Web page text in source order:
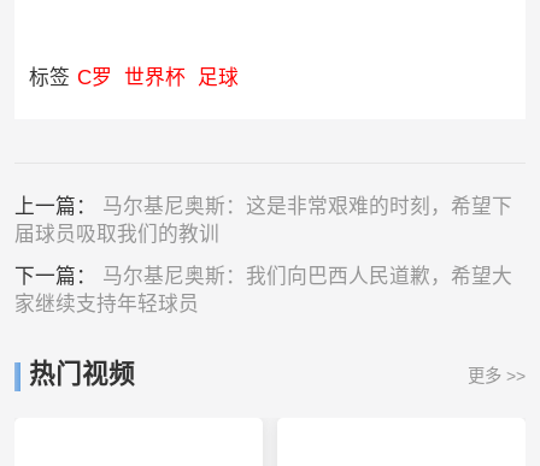
标签 C罗 世界杯 足球
上一篇： 马尔基尼奥斯：这是非常艰难的时刻，希望下
届球员吸取我们的教训
下一篇： 马尔基尼奥斯：我们向巴西人民道歉，希望大
家继续支持年轻球员
热门视频 更多 >>